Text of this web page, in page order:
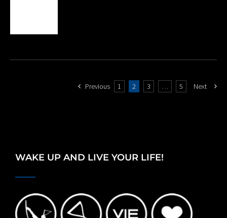
Previous 1 2 3 … 5 Next
WAKE UP AND LIVE YOUR LIFE!